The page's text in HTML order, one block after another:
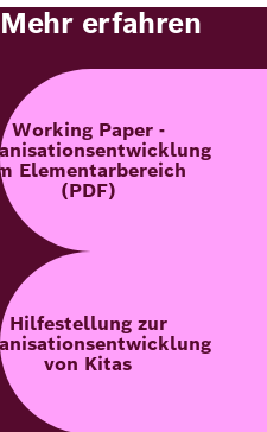
Mehr erfahren
Working Paper -
Elementarbereich
(PDF)
Hilfestellung zur
von Kitas